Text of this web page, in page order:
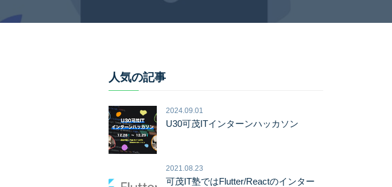
人気の記事
2024.09.01
U30可茂ITインターンハッカソン
2021.08.23
可茂IT塾ではFlutter/Reactのインター